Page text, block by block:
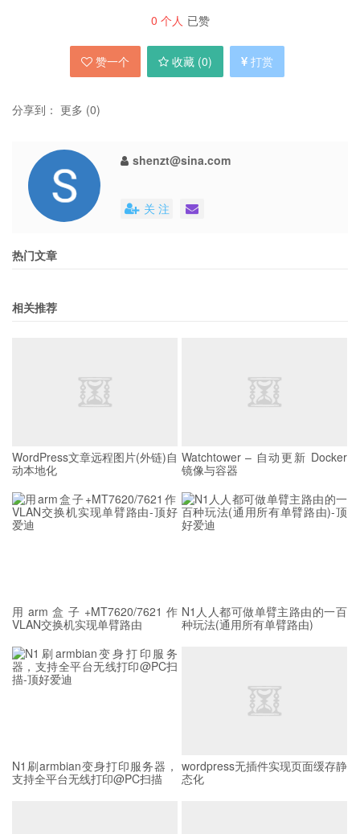
0 个人 已赞
赞一个 收藏 (0) 打赏
分享到： 更多 (0)
shenzt@sina.com
关 注
热门文章
相关推荐
WordPress文章远程图片(外链)自
动本地化
Watchtower – 自动更新 Docker
镜像与容器
用arm盒子+MT7620/7621作
VLAN交换机实现单臂路由
N1人人都可做单臂主路由的一百
种玩法(通用所有单臂路由)
N1刷armbian变身打印服务器，
支持全平台无线打印@PC扫描
wordpress无插件实现页面缓存静
态化